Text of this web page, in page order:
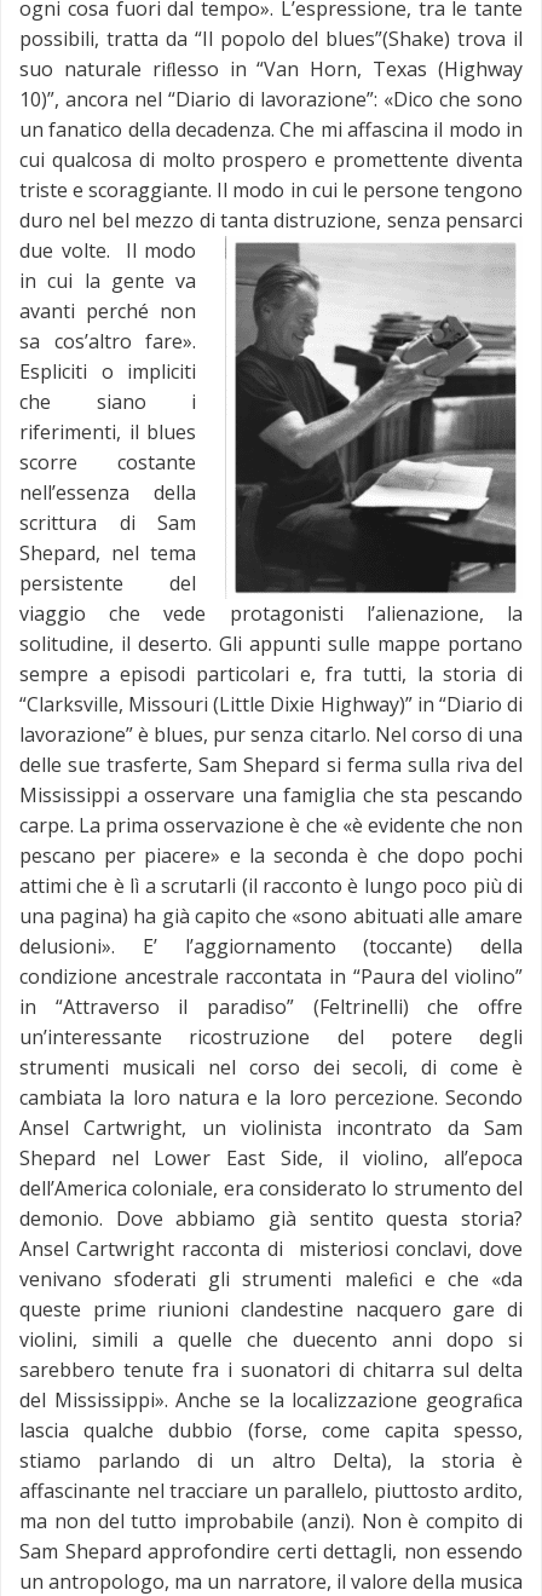
ogni cosa fuori dal tempo». L’espressione, tra le tante
possibili, tratta da “Il popolo del blues”(Shake) trova il
suo naturale riﬂesso in “Van Horn, Texas (Highway
10)”, ancora nel “Diario di lavorazione”: «Dico che sono
un fanatico della decadenza. Che mi affascina il modo in
cui qualcosa di molto prospero e promettente diventa
triste e scoraggiante. Il modo in cui le persone tengono
duro nel bel mezzo di tanta distruzione, senza pensarci
due volte.
Il modo
in cui la gente va
avanti perché non
sa cos’altro fare».
Espliciti o impliciti
che siano i
riferimenti, il blues
scorre costante
nell’essenza della
scrittura di Sam
Shepard, nel tema
persistente del
viaggio che vede protagonisti l’alienazione, la
solitudine, il deserto. Gli appunti sulle mappe portano
sempre a episodi particolari e, fra tutti, la storia di
“Clarksville, Missouri (Little Dixie Highway)” in “Diario di
lavorazione” è blues, pur senza citarlo. Nel corso di una
delle sue trasferte, Sam Shepard si ferma sulla riva del
Mississippi a osservare una famiglia che sta pescando
carpe. La prima osservazione è che «è evidente che non
pescano per piacere» e la seconda è che dopo pochi
attimi che è lì a scrutarli (il racconto è lungo poco più di
una pagina) ha già capito che «sono abituati alle amare
delusioni». E’ l’aggiornamento (toccante) della
condizione ancestrale raccontata in “Paura del violino”
in “Attraverso il paradiso” (Feltrinelli) che offre
un’interessante ricostruzione del potere degli
strumenti musicali nel corso dei secoli, di come è
cambiata la loro natura e la loro percezione. Secondo
Ansel Cartwright, un violinista incontrato da Sam
Shepard nel Lower East Side, il violino, all’epoca
dell’America coloniale, era considerato lo strumento del
demonio. Dove abbiamo già sentito questa storia?
Ansel Cartwright racconta di misteriosi conclavi, dove
venivano sfoderati gli strumenti maleﬁci e che «da
queste prime riunioni clandestine nacquero gare di
violini, simili a quelle che duecento anni dopo si
sarebbero tenute fra i suonatori di chitarra sul delta
del Mississippi». Anche se la localizzazione geograﬁca
lascia qualche dubbio (forse, come capita spesso,
stiamo parlando di un altro Delta), la storia è
affascinante nel tracciare un parallelo, piuttosto ardito,
ma non del tutto improbabile (anzi). Non è compito di
Sam Shepard approfondire certi dettagli, non essendo
un antropologo, ma un narratore, il valore della musica